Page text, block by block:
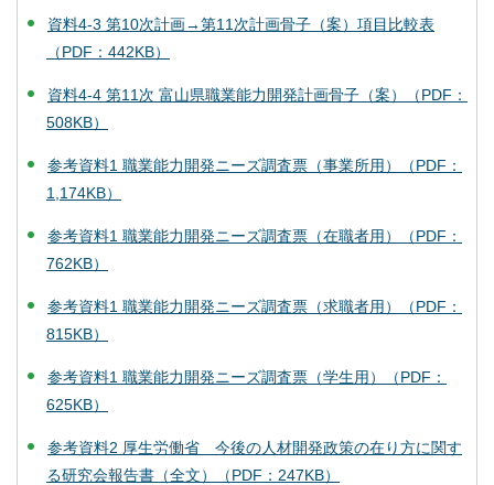
資料4-3 第10次計画→第11次計画骨子（案）項目比較表
（PDF：442KB）
資料4-4 第11次 富山県職業能力開発計画骨子（案）（PDF：
508KB）
参考資料1 職業能力開発ニーズ調査票（事業所用）（PDF：
1,174KB）
参考資料1 職業能力開発ニーズ調査票（在職者用）（PDF：
762KB）
参考資料1 職業能力開発ニーズ調査票（求職者用）（PDF：
815KB）
参考資料1 職業能力開発ニーズ調査票（学生用）（PDF：
625KB）
参考資料2 厚生労働省 今後の人材開発政策の在り方に関す
る研究会報告書（全文）（PDF：247KB）